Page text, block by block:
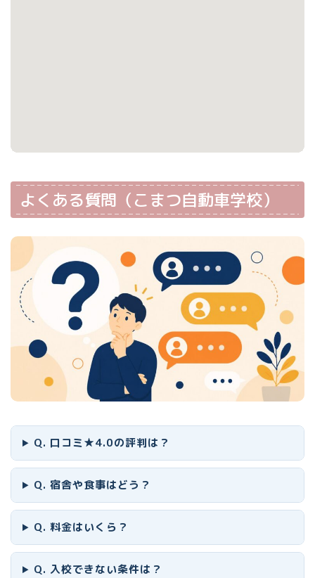
よくある質問（こまつ自動車学校）
Q. 口コミ★4.0の評判は？
Q. 宿舎や食事はどう？
Q. 料金はいくら？
Q. 入校できない条件は？